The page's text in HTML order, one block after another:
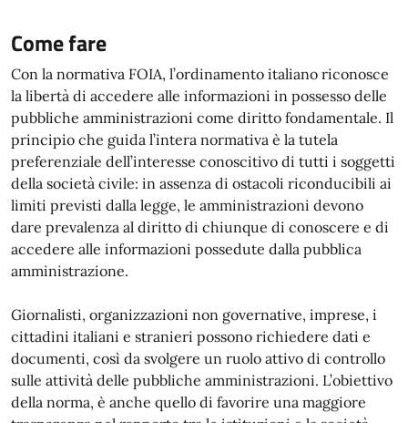
Come fare
Con la normativa FOIA, l’ordinamento italiano riconosce
la libertà di accedere alle informazioni in possesso delle
pubbliche amministrazioni come diritto fondamentale. Il
principio che guida l’intera normativa è la tutela
preferenziale dell’interesse conoscitivo di tutti i soggetti
della società civile: in assenza di ostacoli riconducibili ai
limiti previsti dalla legge, le amministrazioni devono
dare prevalenza al diritto di chiunque di conoscere e di
accedere alle informazioni possedute dalla pubblica
amministrazione.
Giornalisti, organizzazioni non governative, imprese, i
cittadini italiani e stranieri possono richiedere dati e
documenti, così da svolgere un ruolo attivo di controllo
sulle attività delle pubbliche amministrazioni. L’obiettivo
della norma, è anche quello di favorire una maggiore